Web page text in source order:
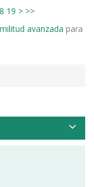
19 > >>
avanzada para